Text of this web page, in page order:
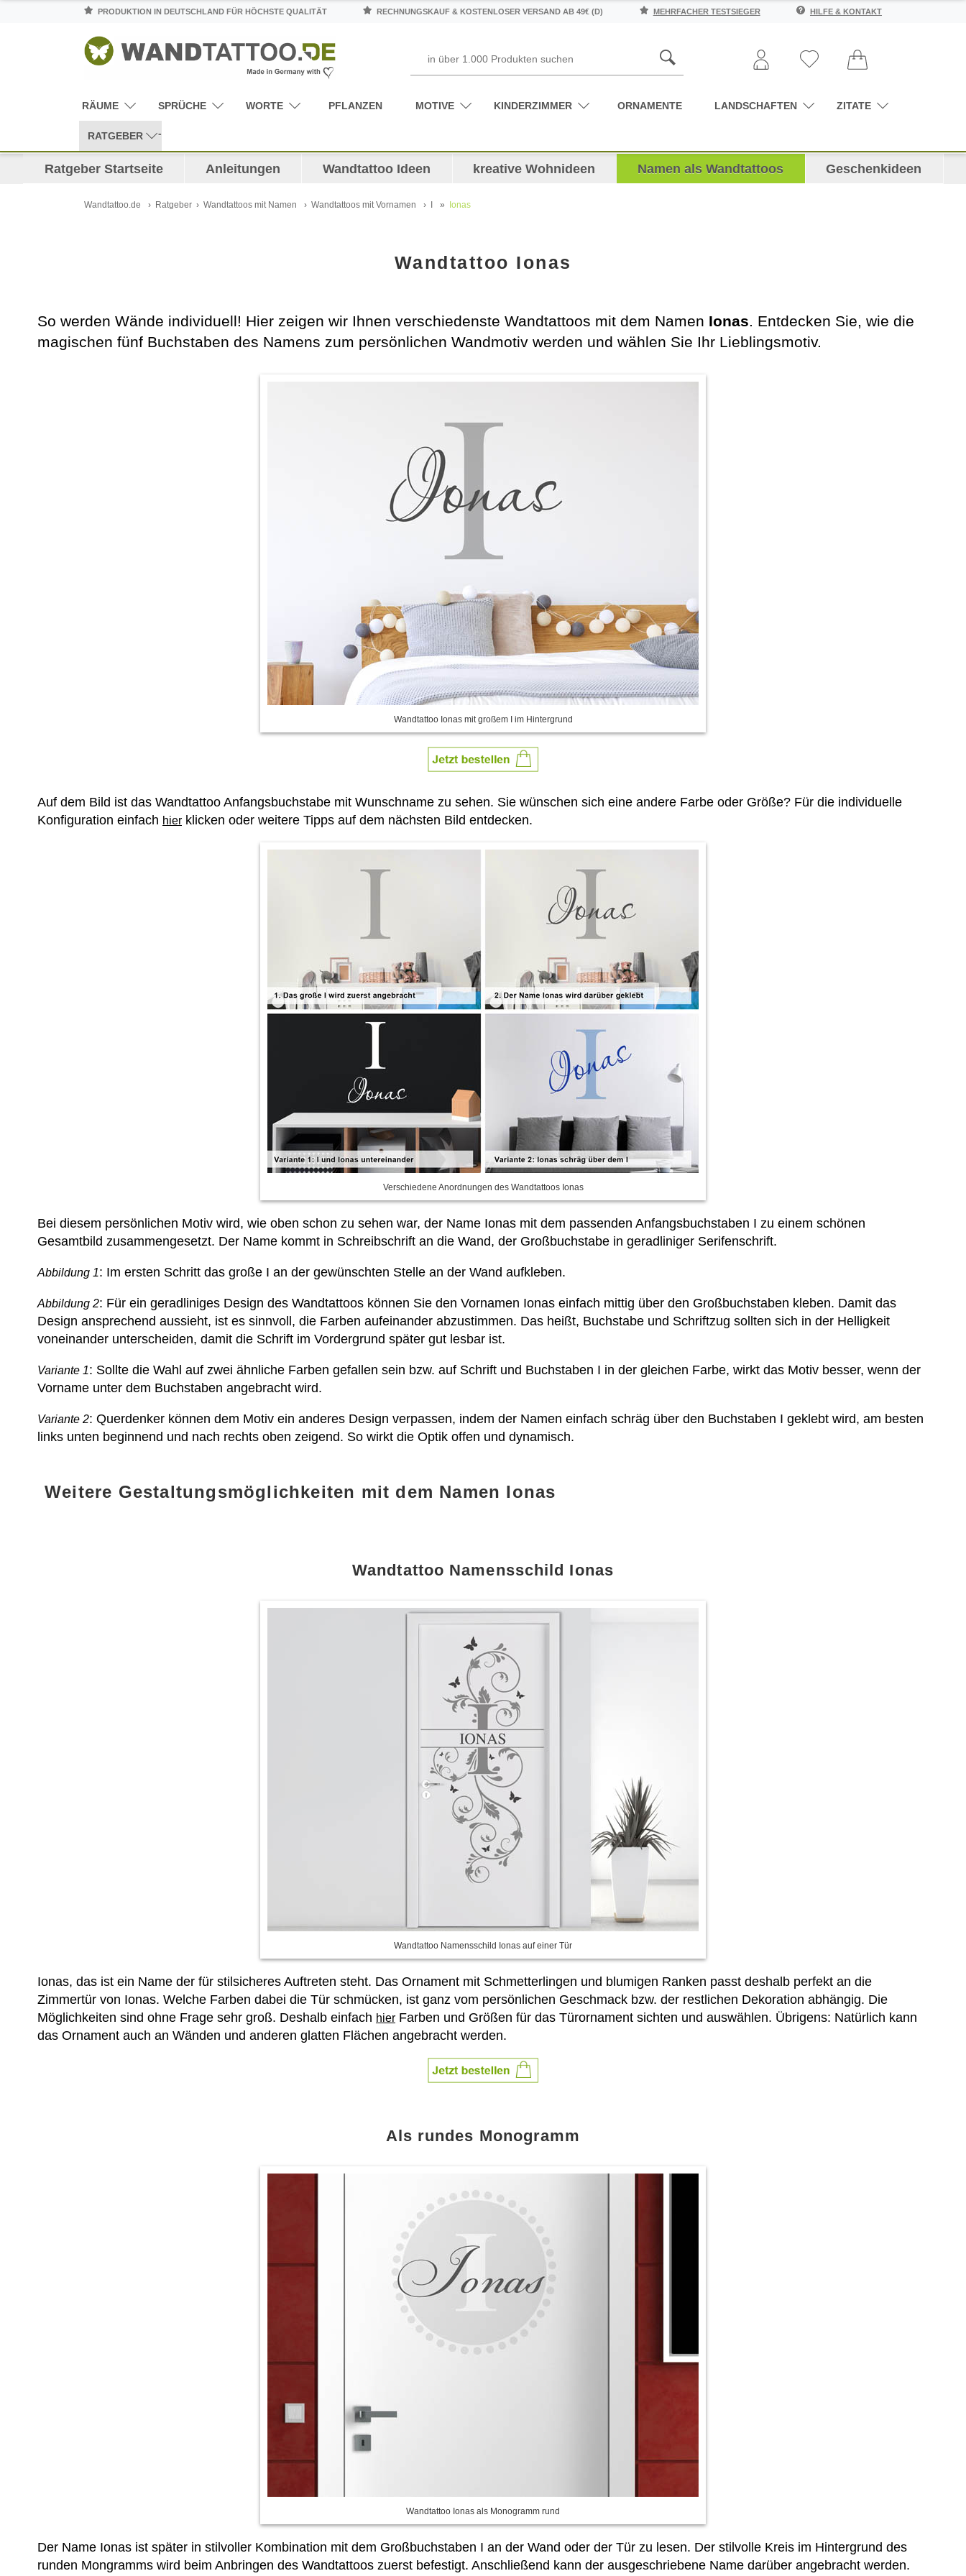
PRODUKTION IN DEUTSCHLAND FÜR HÖCHSTE QUALITÄT RECHNUNGSKAUF & KOSTENLOSER VERSAND AB 49€ (D) MEHRFACHER TESTSIEGER HILFE & KONTAKT
RÄUME SPRÜCHE WORTE PFLANZEN MOTIVE KINDERZIMMER ORNAMENTE LANDSCHAFTEN ZITATE
RATGEBER
Ratgeber Startseite Anleitungen Wandtattoo Ideen kreative Wohnideen Namen als Wandtattoos Geschenkideen
Wandtattoo.de Ratgeber Wandtattoos mit Namen Wandtattoos mit Vornamen I Ionas
Wandtattoo Ionas
So werden Wände individuell! Hier zeigen wir Ihnen verschiedenste Wandtattoos mit dem Namen Ionas. Entdecken Sie, wie die
magischen fünf Buchstaben des Namens zum persönlichen Wandmotiv werden und wählen Sie Ihr Lieblingsmotiv.
Wandtattoo Ionas mit großem I im Hintergrund
Auf dem Bild ist das Wandtattoo Anfangsbuchstabe mit Wunschname zu sehen. Sie wünschen sich eine andere Farbe oder Größe? Für die individuelle
Konfiguration einfach hier klicken oder weitere Tipps auf dem nächsten Bild entdecken.
Verschiedene Anordnungen des Wandtattoos Ionas
Bei diesem persönlichen Motiv wird, wie oben schon zu sehen war, der Name Ionas mit dem passenden Anfangsbuchstaben I zu einem schönen
Gesamtbild zusammengesetzt. Der Name kommt in Schreibschrift an die Wand, der Großbuchstabe in geradliniger Serifenschrift.
Abbildung 1: Im ersten Schritt das große I an der gewünschten Stelle an der Wand aufkleben.
Abbildung 2: Für ein geradliniges Design des Wandtattoos können Sie den Vornamen Ionas einfach mittig über den Großbuchstaben kleben. Damit das
Design ansprechend aussieht, ist es sinnvoll, die Farben aufeinander abzustimmen. Das heißt, Buchstabe und Schriftzug sollten sich in der Helligkeit
voneinander unterscheiden, damit die Schrift im Vordergrund später gut lesbar ist.
Variante 1: Sollte die Wahl auf zwei ähnliche Farben gefallen sein bzw. auf Schrift und Buchstaben I in der gleichen Farbe, wirkt das Motiv besser, wenn der
Vorname unter dem Buchstaben angebracht wird.
Variante 2: Querdenker können dem Motiv ein anderes Design verpassen, indem der Namen einfach schräg über den Buchstaben I geklebt wird, am besten
links unten beginnend und nach rechts oben zeigend. So wirkt die Optik offen und dynamisch.
Weitere Gestaltungsmöglichkeiten mit dem Namen Ionas
Wandtattoo Namensschild Ionas
Wandtattoo Namensschild Ionas auf einer Tür
Ionas, das ist ein Name der für stilsicheres Auftreten steht. Das Ornament mit Schmetterlingen und blumigen Ranken passt deshalb perfekt an die
Zimmertür von Ionas. Welche Farben dabei die Tür schmücken, ist ganz vom persönlichen Geschmack bzw. der restlichen Dekoration abhängig. Die
Möglichkeiten sind ohne Frage sehr groß. Deshalb einfach hier Farben und Größen für das Türornament sichten und auswählen. Übrigens: Natürlich kann
das Ornament auch an Wänden und anderen glatten Flächen angebracht werden.
Als rundes Monogramm
Wandtattoo Ionas als Monogramm rund
Der Name Ionas ist später in stilvoller Kombination mit dem Großbuchstaben I an der Wand oder der Tür zu lesen. Der stilvolle Kreis im Hintergrund des
runden Mongramms wird beim Anbringen des Wandtattoos zuerst befestigt. Anschließend kann der ausgeschriebene Name darüber angebracht werden.